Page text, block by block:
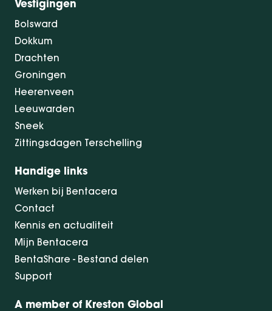
Vestigingen
Bolsward
Dokkum
Drachten
Groningen
Heerenveen
Leeuwarden
Sneek
Zittingsdagen Terschelling
Handige links
Werken bij Bentacera
Contact
Kennis en actualiteit
Mijn Bentacera
BentaShare - Bestand delen
Support
A member of Kreston Global